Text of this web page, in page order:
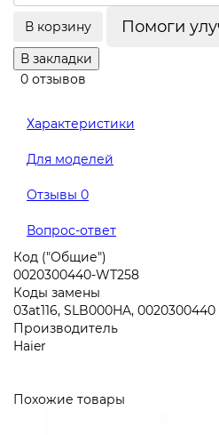
В корзину Помоги
В закладки
0 отзывов
Характеристики
Для моделей
Отзывы 0
Вопрос-ответ
Код ("Общие")
0020300440-WT258
Коды замены
03at116, SLB000HA, 0020300440
Производитель
Haier
Похожие товары